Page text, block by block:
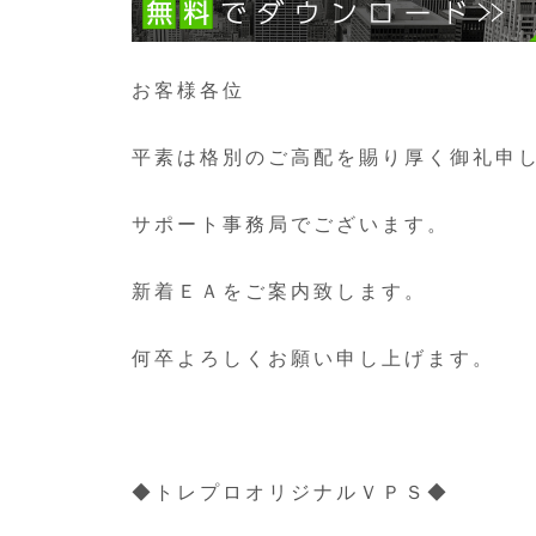
お客様各位
平素は格別のご高配を賜り厚く御礼申
サポート事務局でございます。
新着ＥＡをご案内致します。
何卒よろしくお願い申し上げます。
◆トレプロオリジナルＶＰＳ◆